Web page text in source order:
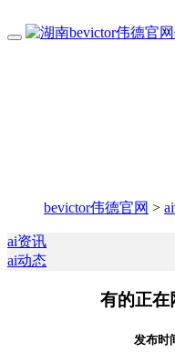
bevictor伟德官网 >
ai资讯
ai动态
有的正在
发布时